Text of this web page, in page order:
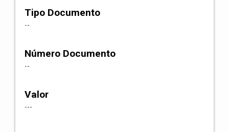
Tipo Documento
--
Número Documento
--
Valor
---